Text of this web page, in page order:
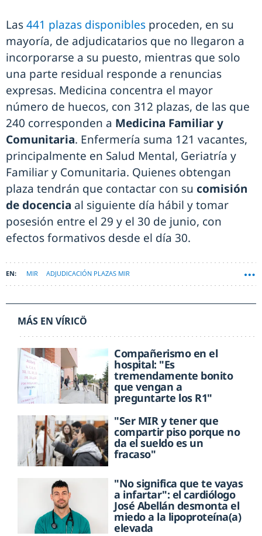
Las441 plazas disponibles proceden, en su
mayoría, de adjudicatarios que no llegaron a
incorporarse a su puesto, mientras que solo
una parte residual responde a renuncias
expresas. Medicina concentra el mayor
número de huecos, con 312 plazas, de las que
240 corresponden a Medicina Familiar y
Comunitaria. Enfermería suma 121 vacantes,
principalmente en Salud Mental, Geriatría y
Familiar y Comunitaria. Quienes obtengan
plaza tendrán que contactar con su comisión
de docencia al siguiente día hábil y tomar
posesión entre el 29 y el 30 de junio, con
efectos formativos desde el día 30.
MIR ADJUDICACIÓN PLAZAS MIR
MÁS EN VÍRICÖ
Compañerismo en el
hospital: "Es
tremendamente bonito
que vengan a
preguntarte los R1"
"Ser MIR y tener que
compartir piso porque no
da el sueldo es un
fracaso"
"No significa que te vayas
a infartar": el cardiólogo
José Abellán desmonta el
miedo a la lipoproteína(a)
elevada